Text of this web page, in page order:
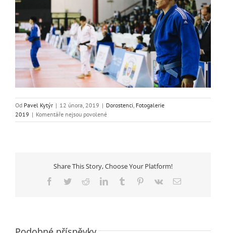
Od Pavel Kytýr | 12 února, 2019 | Dorostenci Fotogalerie
2019 | Komentáře nejsou povolenéu
textu
pátý
Evropské
Share This Story, Choose Your Platform!
Facebook
TwitterRedditLinkedInTumblr Pinterest
Vk
E-